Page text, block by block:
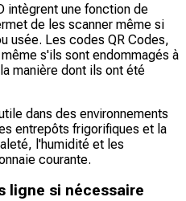
intègrent une fonction de
de les scanner même si
usée. Les codes QR Codes,
s'ils sont endommagés à
manière dont ils ont été
dans des environnements
entrepôts frigorifiques et la
l'humidité et les
courante.
ligne si nécessaire